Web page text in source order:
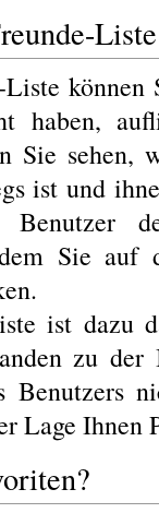
haben,
Sie sehen,
ist und
Benutzer
Sie auf
ist dazu
zu
Benutzers
Lage Ihnen